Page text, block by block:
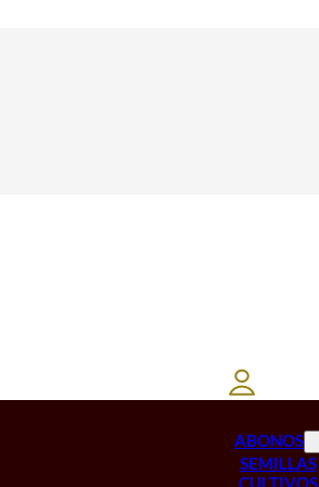
ABONOS
SEMILLAS
CULTIVOS